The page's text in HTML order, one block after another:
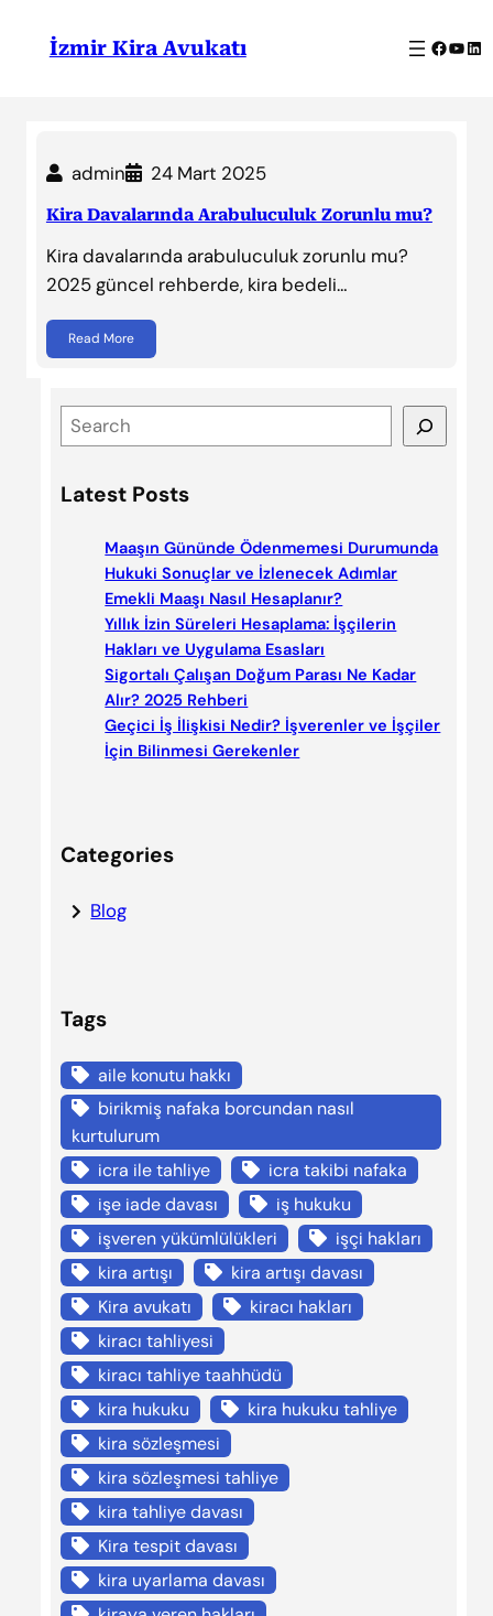
İzmir Kira Avukatı
admin 24 Mart 2025
Kira Davalarında Arabuluculuk Zorunlu mu?
Kira davalarında arabuluculuk zorunlu mu?
2025 güncel rehberde, kira bedeli…
Read More
e
r
Latest Posts
Maaşın Gününde Ödenmemesi Durumunda
Hukuki Sonuçlar ve İzlenecek Adımlar
Emekli Maaşı Nasıl Hesaplanır?
Yıllık İzin Süreleri Hesaplama: İşçilerin
Hakları ve Uygulama Esasları
Sigortalı Çalışan Doğum Parası Ne Kadar
Alır? 2025 Rehberi
Geçici İş İlişkisi Nedir? İşverenler ve İşçiler
İçin Bilinmesi Gerekenler
Categories
Blog
Tags
aile konutu hakkı
birikmiş nafaka borcundan nasıl
kurtulurum
icra ile tahliye
icra takibi nafaka
işe iade davası
iş hukuku
işveren yükümlülükleri
işçi hakları
kira artışı
kira artışı davası
Kira avukatı
kiracı hakları
kiracı tahliyesi
kiracı tahliye taahhüdü
kira hukuku
kira hukuku tahliye
kira sözleşmesi
kira sözleşmesi tahliye
kira tahliye davası
Kira tespit davası
kira uyarlama davası